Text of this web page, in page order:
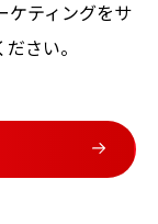
ケティングをサ
さい。